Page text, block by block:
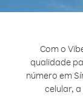
Com o
qualidade
número em
celular,